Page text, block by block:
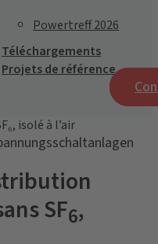
Powertreff 2026
Téléchargements
Projets de référence
isolé à l’air
SF6,